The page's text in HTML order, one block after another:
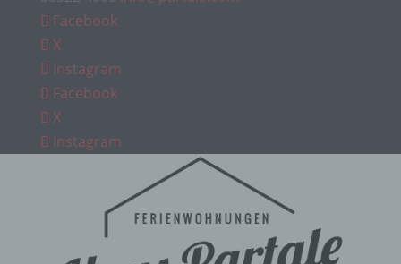
Facebook
X
Instagram
Facebook
X
Instagram